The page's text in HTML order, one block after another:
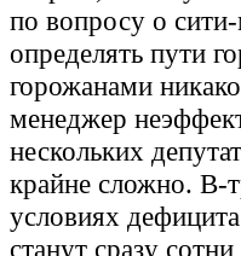
по вопросу о
определять пути
горожанами
менеджер
нескольких
крайне сложно. В-
условиях
станут сразу